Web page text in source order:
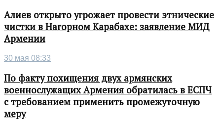
Алиев открыто угрожает провести этнические
чистки в Нагорном Карабахе: заявление МИД
Армении
30 мая 08:33
По факту похищения двух армянских
военнослужащих Армения обратилась в ЕСПЧ
с требованием применить промежуточную
меру